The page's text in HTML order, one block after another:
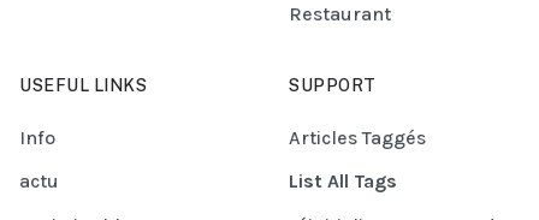
Restaurant
USEFUL LINKS
Info
actu
SUPPORT
Articles Taggés
List All Tags